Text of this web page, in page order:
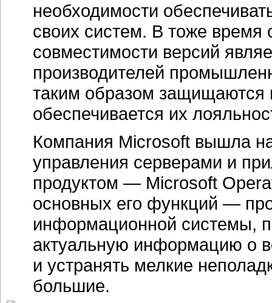
необходимости
своих систем. В тоже время
совместимости версий
производителей
таким образом защищаются
обеспечивается их
Компания Microsoft вышла
управления серверами и
продуктом — Microsoft
основных его функций —
информационной системы,
актуальную информацию о
и устранять мелкие
большие.